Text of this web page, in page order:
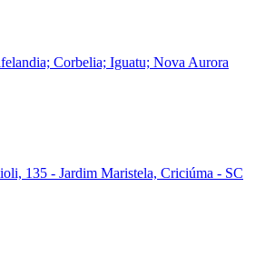
Corbelia; Iguatu; Nova Aurora
135 - Jardim Maristela, Criciúma - SC